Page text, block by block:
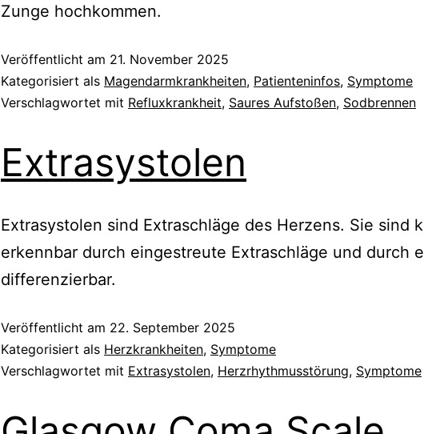
Zunge hochkommen.
Veröffentlicht am 21. November 2025
Kategorisiert als Magendarmkrankheiten, Patienteninfos, Symptome
Verschlagwortet mit Refluxkrankheit, Saures Aufstoßen, Sodbrennen
Extrasystolen
Extrasystolen sind Extraschläge des Herzens. Sie sind
erkennbar durch eingestreute Extraschläge und durch
differenzierbar.
Veröffentlicht am 22. September 2025
Kategorisiert als Herzkrankheiten, Symptome
Verschlagwortet mit Extrasystolen, Herzrhythmusstörung, Symptome